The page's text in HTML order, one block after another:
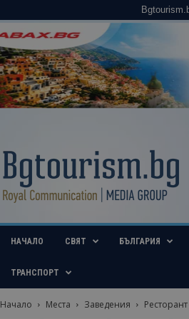
НАЧАЛО СВЯТ БЪЛГАРИЯ
ТРАНСПОРТ
Начало Места Заведения